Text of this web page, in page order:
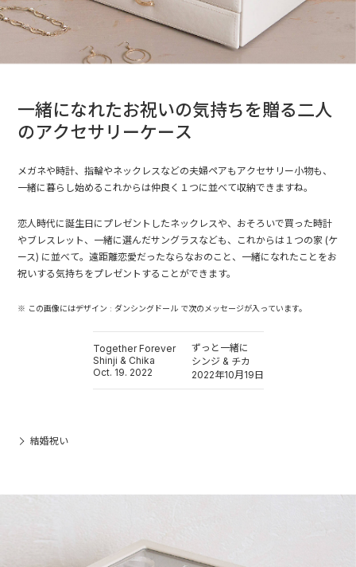
一緒になれたお祝いの気持ちを贈る二人
のアクセサリーケース
メガネや時計、指輪やネックレスなどの夫婦ペアもアクセサリー小物も、
一緒に暮らし始めるこれからは仲良く１つに並べて収納できますね。
恋人時代に誕生日にプレゼントしたネックレスや、おそろいで買った時計
やブレスレット、一緒に選んだサングラスなども、これからは１つの家 (ケ
ース) に並べて。遠距離恋愛だったならなおのこと、一緒になれたことをお
祝いする気持ちをプレゼントすることができます。
※ この画像にはデザイン : ダンシングドール で次のメッセージが入っています。
Together Forever
Shinji & Chika
Oct. 19. 2022
ずっと一緒に
シンジ & チカ
2022年10月19日
結婚祝い